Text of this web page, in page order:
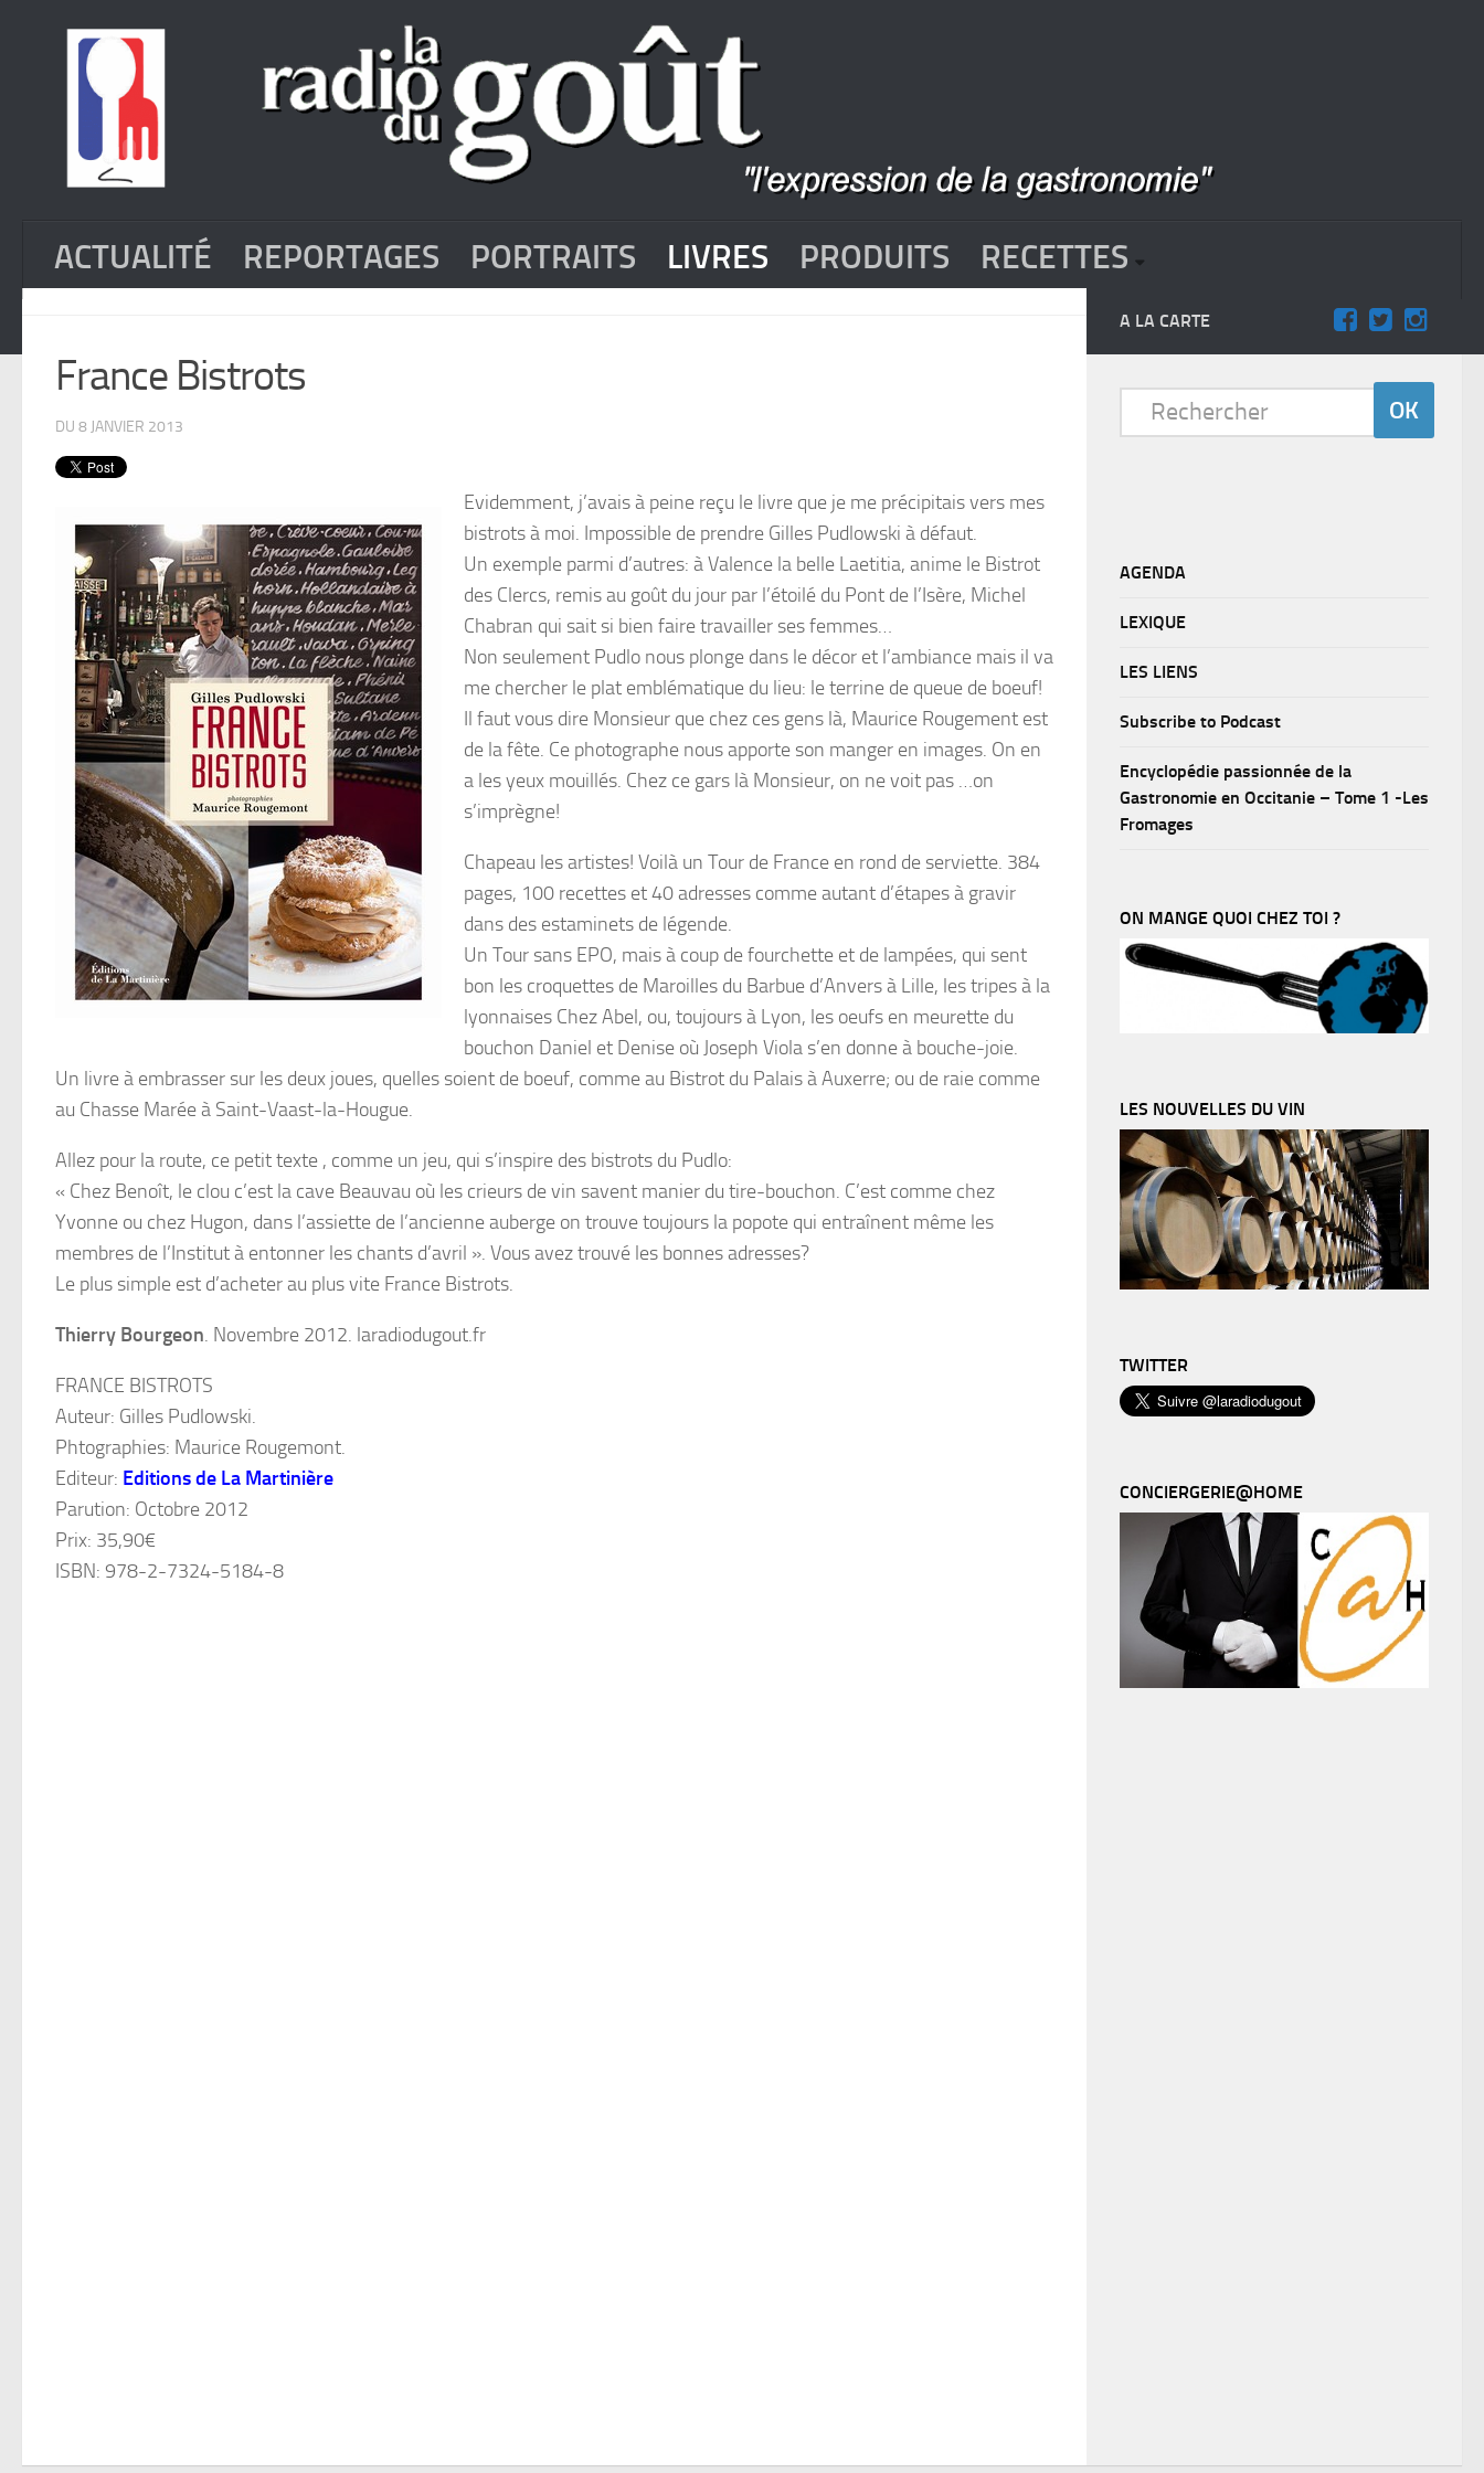
ACTUALITÉ REPORTAGES PORTRAITS LIVRES PRODUITS RECETTES
France Bistrots
DU 8 JANVIER 2013
Evidemment, j’avais à peine reçu le livre que je me précipitais vers mes
bistrots à moi. Impossible de prendre Gilles Pudlowski à défaut.
Un exemple parmi d’autres: à Valence la belle Laetitia, anime le Bistrot
des Clercs, remis au goût du jour par l’étoilé du Pont de l’Isère, Michel
Chabran qui sait si bien faire travailler ses femmes…
Non seulement Pudlo nous plonge dans le décor et l’ambiance mais il va
me chercher le plat emblématique du lieu: le terrine de queue de boeuf!
Il faut vous dire Monsieur que chez ces gens là, Maurice Rougement est
de la fête. Ce photographe nous apporte son manger en images. On en
a les yeux mouillés. Chez ce gars là Monsieur, on ne voit pas …on
s’imprègne!
Chapeau les artistes! Voilà un Tour de France en rond de serviette. 384
pages, 100 recettes et 40 adresses comme autant d’étapes à gravir
dans des estaminets de légende.
Un Tour sans EPO, mais à coup de fourchette et de lampées, qui sent
bon les croquettes de Maroilles du Barbue d’Anvers à Lille, les tripes à la
lyonnaises Chez Abel, ou, toujours à Lyon, les oeufs en meurette du
bouchon Daniel et Denise où Joseph Viola s’en donne à bouche-joie.
Un livre à embrasser sur les deux joues, quelles soient de boeuf, comme au Bistrot du Palais à Auxerre; ou de raie comme
au Chasse Marée à Saint-Vaast-la-Hougue.
Allez pour la route, ce petit texte , comme un jeu, qui s’inspire des bistrots du Pudlo:
« Chez Benoît, le clou c’est la cave Beauvau où les crieurs de vin savent manier du tire-bouchon. C’est comme chez
Yvonne ou chez Hugon, dans l’assiette de l’ancienne auberge on trouve toujours la popote qui entraînent même les
membres de l’Institut à entonner les chants d’avril ». Vous avez trouvé les bonnes adresses?
Le plus simple est d’acheter au plus vite France Bistrots.
Thierry Bourgeon. Novembre 2012. laradiodugout.fr
FRANCE BISTROTS
Auteur: Gilles Pudlowski.
Phtographies: Maurice Rougemont.
Editeur: Editions de La Martinière
Parution: Octobre 2012
Prix: 35,90€
ISBN: 978-2-7324-5184-8
A LA CARTE
AGENDA
LEXIQUE
LES LIENS
Subscribe to Podcast
Encyclopédie passionnée de la
Gastronomie en Occitanie – Tome 1 -Les
Fromages
ON MANGE QUOI CHEZ TOI ?
LES NOUVELLES DU VIN
TWITTER
CONCIERGERIE@HOME